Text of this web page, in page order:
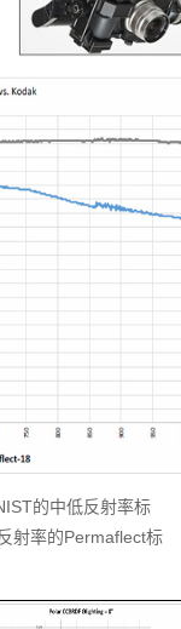
的中低反射率标
射率的Permaflect标